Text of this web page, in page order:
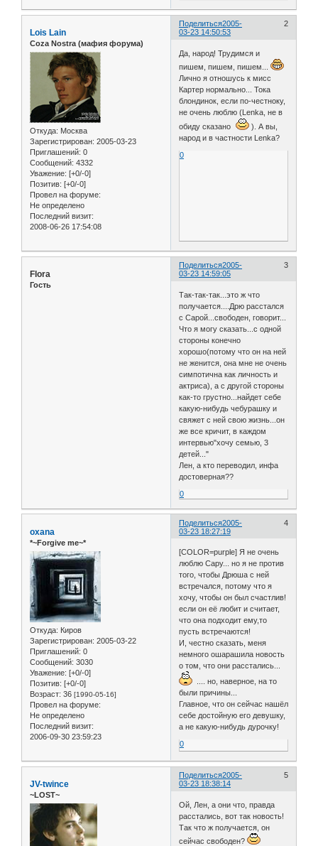
Поделиться 2
2005-
03-23 14:50:53
Lois Lain
Coza Nostra (мафия форума)
Откуда: Москва
Зарегистрирован: 2005-03-23
Приглашений: 0
Сообщений: 4332
Уважение: [+0/-0]
Позитив: [+0/-0]
Провел на форуме:
Не определено
Последний визит:
2008-06-26 17:54:08
Да, народ! Трудимся и
пишем, пишем, пишем...
Лично я отношусь к мисс
Картер нормально... Тока
блондинок, если по-честноку,
не очень люблю (Lenka, не в
обиду сказано
). А вы,
народ и в частности Lenka?
0
Поделиться 3
2005-
03-23 14:59:05
Flora
Гость
Так-так-так...это ж что
получается....Дрю расстался
с Сарой...свободен, говорит...
Что я могу сказать...с одной
стороны конечно
хорошо(потому что он на ней
не женится, она мне не очень
симпотична как личность и
актриса), а с другой стороны
как-то грустно...найдет себе
какую-нибудь чебурашку и
свяжет с ней свою жизнь...он
же все кричит, в каждом
интервью"хочу семью, 3
детей..."
Лен, а кто переводил, инфа
достоверная??
0
Поделиться 4
2005-
03-23 18:27:19
oxana
*~Forgive me~*
Откуда: Киров
Зарегистрирован: 2005-03-22
Приглашений: 0
Сообщений: 3030
Уважение: [+0/-0]
Позитив: [+0/-0]
Возраст: 36 [1990-05-16]
Провел на форуме:
Не определено
Последний визит:
2006-09-30 23:59:23
[COLOR=purple] Я не очень
люблю Сару... но я не против
того, чтобы Дрюша с ней
встречался, потому что я
хочу, чтобы он был счастлив!
если он её любит и считает,
что она подходит ему,то
пусть встречаются!
И, честно сказать, меня
немного ошарашила новость
о том, что они расстались...
.... но, наверное, на то
были причины...
Главное, что он сейчас нашёл
себе достойную его девушку,
а не какую-нибудь дурочку!
0
Поделиться 5
2005-
03-23 18:38:14
JV-twince
~LOST~
Ой, Лен, а они что, правда
расстались, вот так новость!
Так что ж получается, он
сейчас свободен?